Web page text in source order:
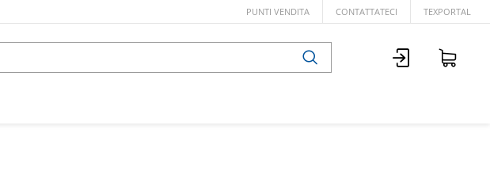
PUNTI VENDITA CONTATTATECI TEXPORTAL